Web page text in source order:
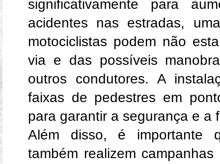
significativamente para
acidentes nas estradas,
motociclistas podem não
via e das possíveis
outros condutores. A
faixas de pedestres em
para garantir a segurança e a
Além disso, é importante
também realizem